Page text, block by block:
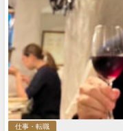
仕事・転職